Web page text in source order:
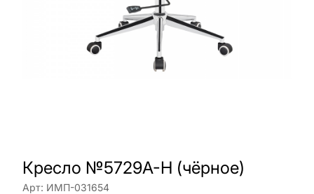
Кресло №5729A-H (чёрное)
Арт: ИМП-031654